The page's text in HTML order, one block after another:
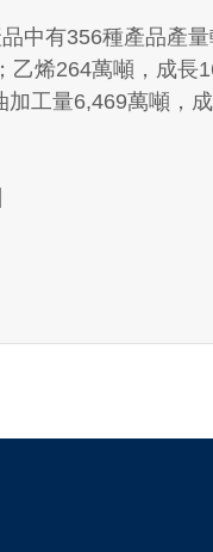
中有356種產品產
乙烯264萬噸，成
工量6,469萬噸，成